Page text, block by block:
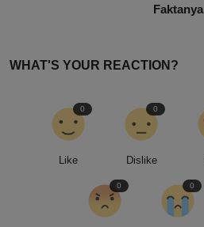
Faktanya
WHAT'S YOUR REACTION?
Like
0
Dislike
0
0 0